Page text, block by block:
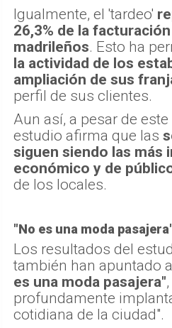
Igualmente, el 'tardeo'
26,3% de la
madrileños. Esto ha
la actividad de los
ampliación de sus
perfil de sus clientes.
Aun así, a pesar de
estudio afirma que las
siguen siendo las más
económico y de
de los locales.
"No es una moda
Los resultados del
también han apuntado
es una moda pasajera"
profundamente
cotidiana de la ciudad".